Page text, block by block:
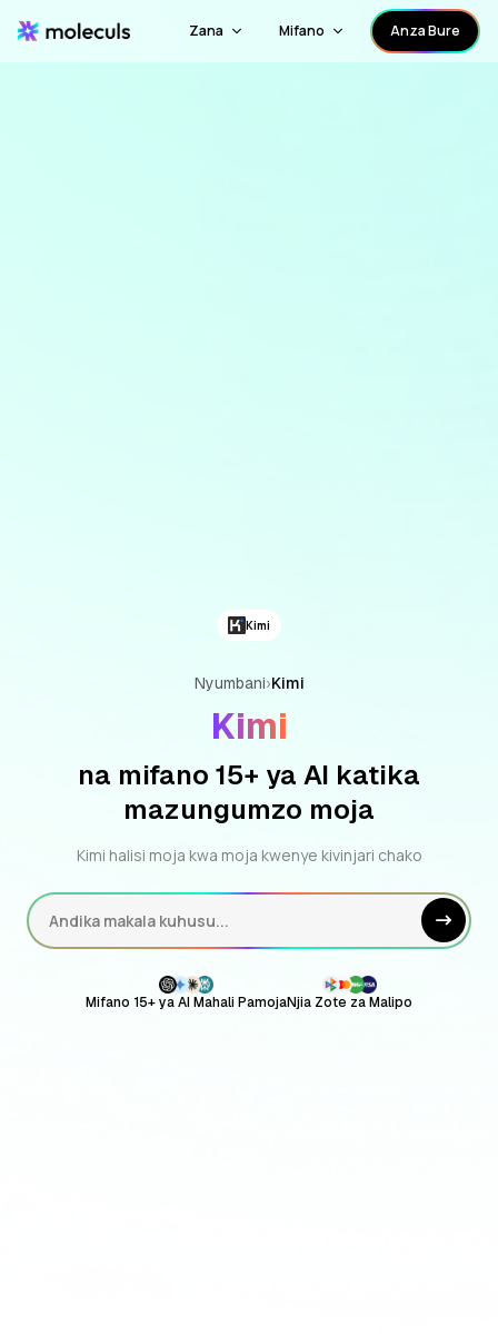
Zana Mifano Anza Bure
Kimi
Nyumbani›Kimi
Kimi
na mifano 15+ ya AI katika
mazungumzo moja
Kimi halisi moja kwa moja kwenye kivinjari chako
Andika makala kuhusu...
Mifano 15+ ya AI Mahali PamojaNjia Zote za Malipo